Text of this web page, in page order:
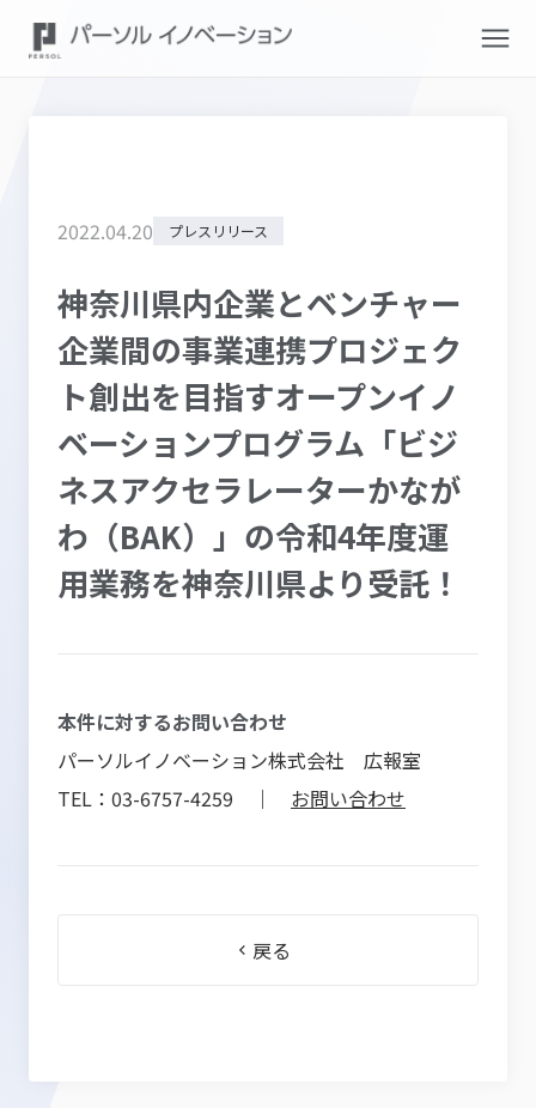
2022.04.20 プレスリリース
神奈川県内企業とベンチャー
企業間の事業連携プロジェク
ト創出を目指すオープンイノ
ベーションプログラム「ビジ
ネスアクセラレーターかなが
わ（BAK）」の令和4年度運
用業務を神奈川県より受託！
本件に対するお問い合わせ
パーソルイノベーション株式会社 広報室
TEL：03-6757-4259 ｜ お問い合わせ
戻る